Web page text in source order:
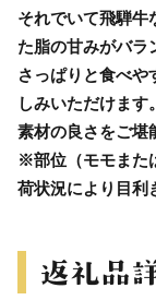
それでいて飛騨牛
た脂の甘みがバラ
さっぱりと食べや
しみいただけます
素材の良さをご堪
※部位（モモまた
荷状況により目利